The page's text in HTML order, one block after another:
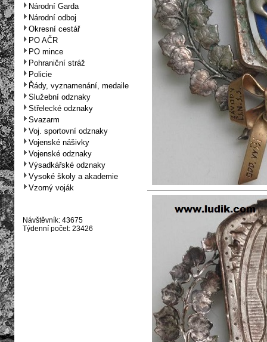
Národní Garda
Národní odboj
Okresní cestář
PO AČR
PO mince
Pohraniční stráž
Policie
Řády, vyznamenání, medaile
Služební odznaky
Střelecké odznaky
Svazarm
Voj. sportovní odznaky
Vojenské nášivky
Vojenské odznaky
Výsadkářské odznaky
Vysoké školy a akademie
Vzorný voják
Návštěvník: 43675
Týdenní počet: 23426